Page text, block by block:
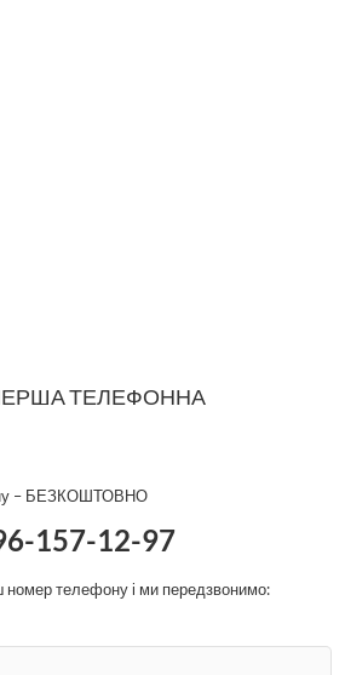
ТЕЛЕФОННА
– БЕЗКОШТОВНО
157-12-97
телефону і ми передзвонимо: